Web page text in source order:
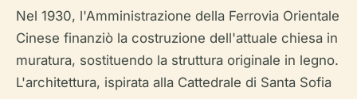
Nel 1930, l'Amministrazione della Ferrovia Orientale
Cinese finanziò la costruzione dell'attuale chiesa in
muratura, sostituendo la struttura originale in legno.
L'architettura, ispirata alla Cattedrale di Santa Sofia